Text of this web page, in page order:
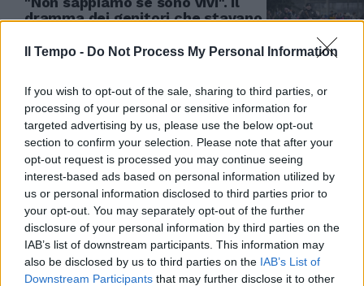
Il Tempo - Do Not Process My Personal Information
If you wish to opt-out of the sale, sharing to third parties, or
processing of your personal or sensitive information for
targeted advertising by us, please use the below opt-out
section to confirm your selection. Please note that after your
opt-out request is processed you may continue seeing
interest-based ads based on personal information utilized by
us or personal information disclosed to third parties prior to
your opt-out. You may separately opt-out of the further
disclosure of your personal information by third parties on the
IAB’s list of downstream participants. This information may
also be disclosed by us to third parties on the IAB’s List of
Downstream Participants that may further disclose it to other
dramma dei genitori che stavano
04/03/2022
ANIMALI
Cani dell'esercito in adozione.
Ecco come avere a casa un eroe
a quattro zampe
QUESTIONE DIRITTI
Figli di coppie gay, striscione di
Forza Nova a casa di Pizzarotti: